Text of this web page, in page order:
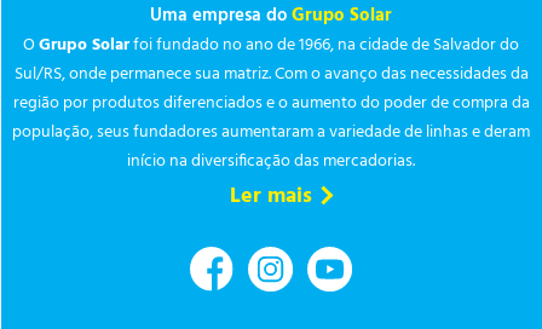
Uma empresa doGrupo Solar
OGrupo Solarfoi fundado no ano de 1966, na cidade de Salvador do
Sul/RS, onde permanece sua matriz. Com o avanço das necessidades da
região por produtos diferenciados e o aumento do poder de compra da
população, seus fundadores aumentaram a variedade de linhas e deram
início na diversificação das mercadorias.
Ler mais